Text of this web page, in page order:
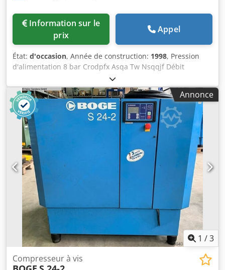
prix
Appel
État: d'occasion, Année de construction: 1998, Pression
d'alimentation 8 bar Crodpfx Asqa Tw Nsqqjf Débit
volumique 1,65 m³ / min Dimensions 1000 x 750 x 950 mm
Puissance totale requise 11 kW Poids de la machine env.
175 kg Heures de fonctionnement: 300 h (commande
probablement remplacée)
Annonce
1 /3
Compresseur à vis